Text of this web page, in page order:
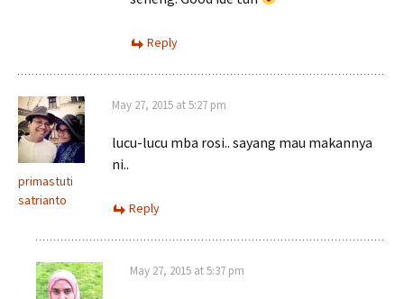
Reply
primastuti
satrianto
May 27, 2015 at 5:27 pm
lucu-lucu mba rosi.. sayang mau makannya
ni..
Reply
May 27, 2015 at 5:37 pm